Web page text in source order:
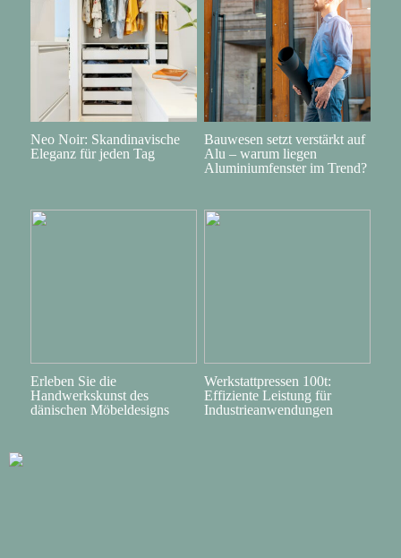
Neo Noir: Skandinavische
Eleganz für jeden Tag
Bauwesen setzt verstärkt auf
Alu – warum liegen
Aluminiumfenster im Trend?
Erleben Sie die
Handwerkskunst des
dänischen Möbeldesigns
Werkstattpressen 100t:
Effiziente Leistung für
Industrieanwendungen